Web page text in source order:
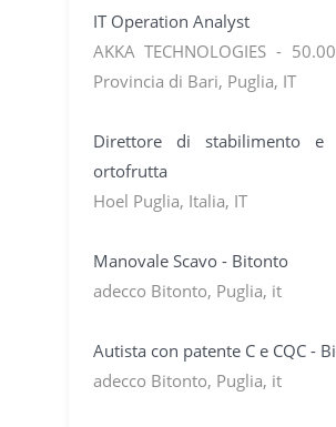
IT Operation Analyst
AKKA TECHNOLOGIES -
Provincia di Bari, Puglia, IT
Direttore di stabilimento e
ortofrutta
Hoel Puglia, Italia, IT
Manovale Scavo - Bitonto
adecco Bitonto, Puglia, it
Autista con patente C e CQC -
adecco Bitonto, Puglia, it